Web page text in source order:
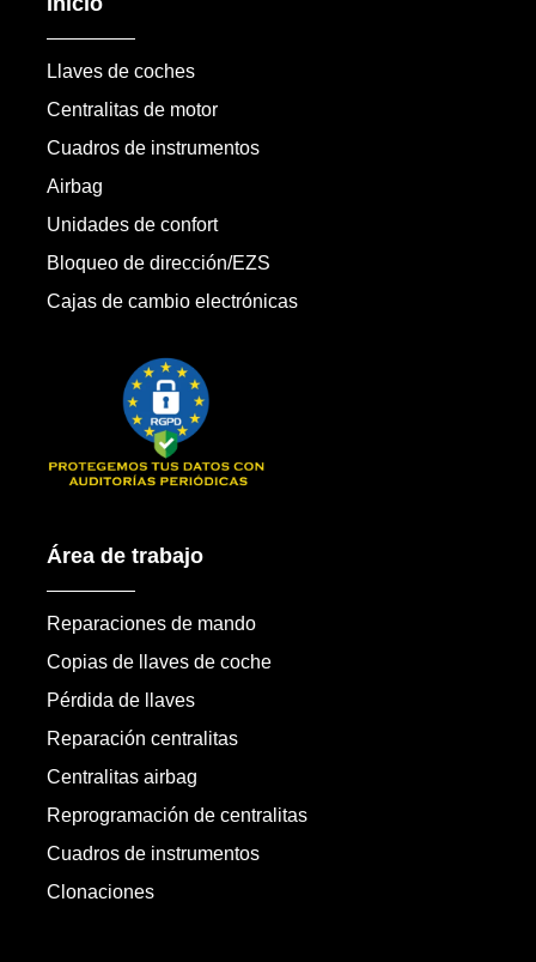
Llaves de coches
Centralitas de motor
Cuadros de instrumentos
Airbag
Unidades de confort
Bloqueo de dirección/EZS
Cajas de cambio electrónicas
Área de trabajo
Reparaciones de mando
Copias de llaves de coche
Pérdida de llaves
Reparación centralitas
Centralitas airbag
Reprogramación de centralitas
Cuadros de instrumentos
Clonaciones